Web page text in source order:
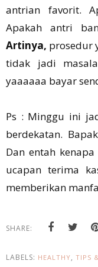
antrian favorit.
Apakah antri
Artinya, prosedur
tidak jadi
yaaaaaa bayar
Ps : Minggu ini
berdekatan.
Dan entah
ucapan terima
memberikan
SHARE:
LABELS: HEALTHY, TIPS